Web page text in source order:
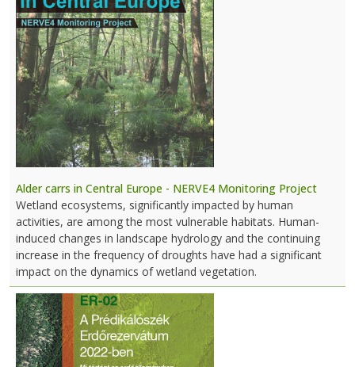
Alder carrs in Central Europe - NERVE4 Monitoring Project
Wetland ecosystems, significantly impacted by human
activities, are among the most vulnerable habitats. Human-
induced changes in landscape hydrology and the continuing
increase in the frequency of droughts have had a significant
impact on the dynamics of wetland vegetation.